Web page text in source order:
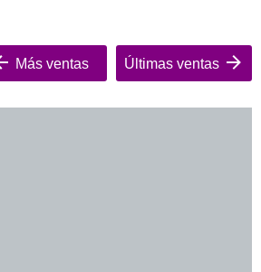
Más ventas Últimas ventas